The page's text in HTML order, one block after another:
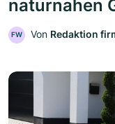
naturnahen
FW Von Redaktion